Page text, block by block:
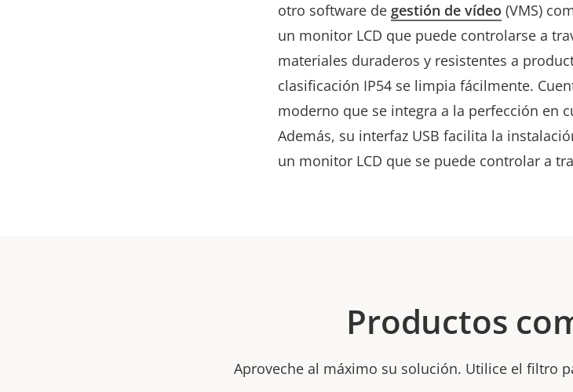
otro software de gestión de vídeo (VMS)
un monitor LCD que puede controlarse a
materiales duraderos y resistentes a
clasificación IP54 se limpia fácilmente.
moderno que se integra a la perfección en
Además, su interfaz USB facilita la
un monitor LCD que se puede controlar a
Productos
Aproveche al máximo su solución. Utilice el filtro